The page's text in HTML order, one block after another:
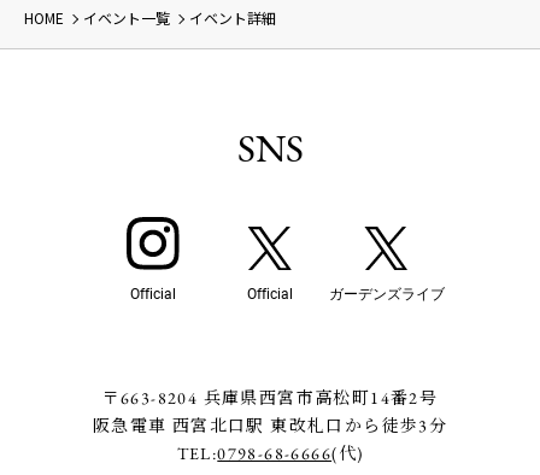
HOME イベント一覧 イベント詳細
SNS
Official Official ガーデンズライブ
〒663-8204 兵庫県西宮市高松町14番2号
阪急電車 西宮北口駅 東改札口から徒歩3分
TEL:0798-68-6666(代)